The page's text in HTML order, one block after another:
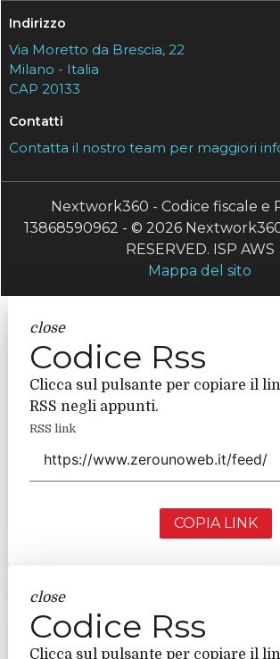
Indirizzo
Via Moretto da Brescia, 22
Milano - Italia
CAP 20133
Contatti
Contatta il nostro team per maggiori
Nextwork360 - Codice fiscale e
13868590962 - © 2026
RESERVED. ISP AWS
Mappa del sito
close
Codice Rss
Clicca sul pulsante per copiare il
RSS negli appunti.
RSS link
COPIA LINK
close
Codice Rss
Clicca sul pulsante per copiare il